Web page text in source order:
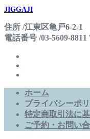
JIGGAJI
住所 /江東区亀戸6-2-
電話番号 /03-5609-
ホーム
プライバシーポ
特定商取引法に
ご予約・お問い